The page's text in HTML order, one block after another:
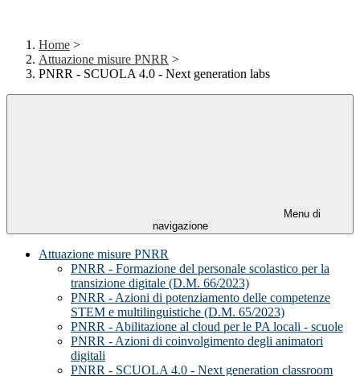
Home >
Attuazione misure PNRR >
PNRR - SCUOLA 4.0 - Next generation labs
Menu di
navigazione
Attuazione misure PNRR
PNRR - Formazione del personale scolastico per la
transizione digitale (D.M. 66/2023)
PNRR - Azioni di potenziamento delle competenze
STEM e multilinguistiche (D.M. 65/2023)
PNRR - Abilitazione al cloud per le PA locali - scuole
PNRR - Azioni di coinvolgimento degli animatori
digitali
PNRR - SCUOLA 4.0 - Next generation classroom